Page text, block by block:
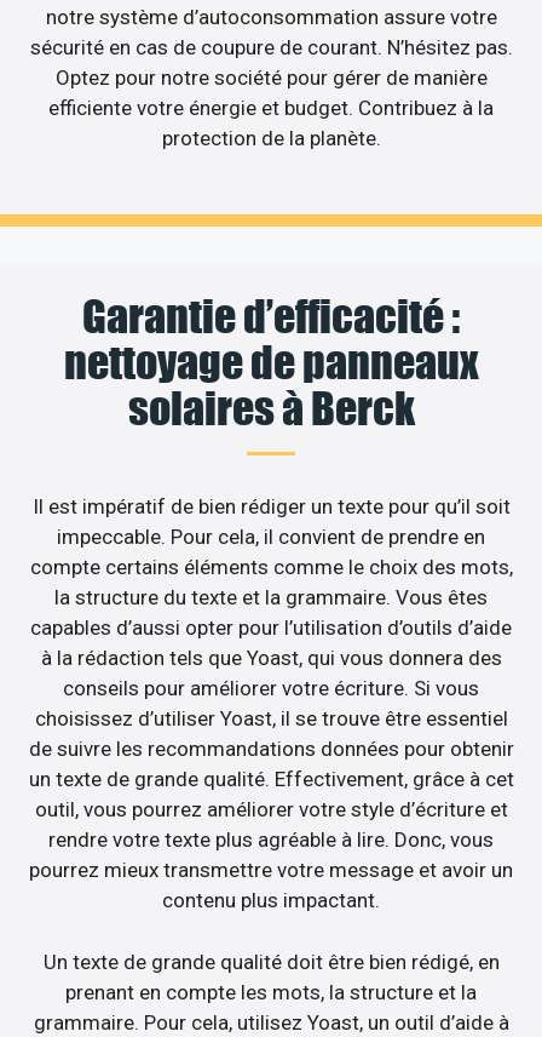
notre système d’autoconsommation assure votre
sécurité en cas de coupure de courant. N’hésitez pas.
Optez pour notre société pour gérer de manière
efficiente votre énergie et budget. Contribuez à la
protection de la planète.
Garantie d’efficacité :
nettoyage de panneaux
solaires à Berck
Il est impératif de bien rédiger un texte pour qu’il soit
impeccable. Pour cela, il convient de prendre en
compte certains éléments comme le choix des mots,
la structure du texte et la grammaire. Vous êtes
capables d’aussi opter pour l’utilisation d’outils d’aide
à la rédaction tels que Yoast, qui vous donnera des
conseils pour améliorer votre écriture. Si vous
choisissez d’utiliser Yoast, il se trouve être essentiel
de suivre les recommandations données pour obtenir
un texte de grande qualité. Effectivement, grâce à cet
outil, vous pourrez améliorer votre style d’écriture et
rendre votre texte plus agréable à lire. Donc, vous
pourrez mieux transmettre votre message et avoir un
contenu plus impactant.
Un texte de grande qualité doit être bien rédigé, en
prenant en compte les mots, la structure et la
grammaire. Pour cela, utilisez Yoast, un outil d’aide à